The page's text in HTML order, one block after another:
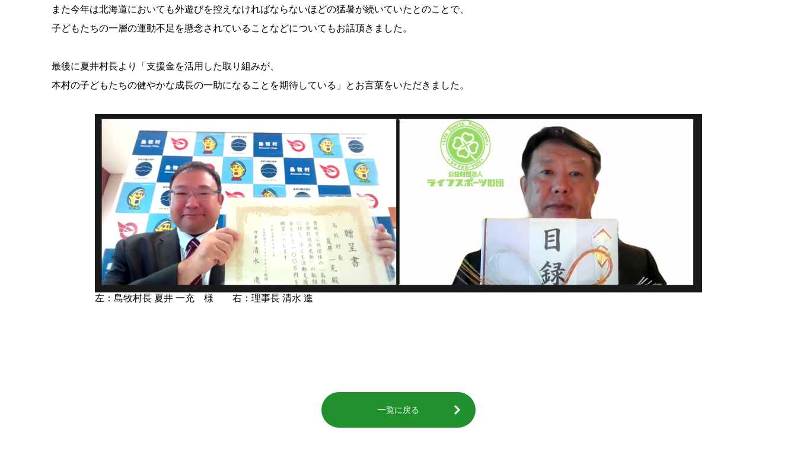
また今年は北海道においても外遊びを控えなければならないほどの猛暑が続いていたとのことで、
子どもたちの一層の運動不足を懸念されていることなどについてもお話頂きました。
最後に夏井村長より「支援金を活用した取り組みが、
本村の子どもたちの健やかな成長の一助になることを期待している」とお言葉をいただきました。
左：島牧村長 夏井 一充 様 右：理事長 清水 進
一覧に戻る